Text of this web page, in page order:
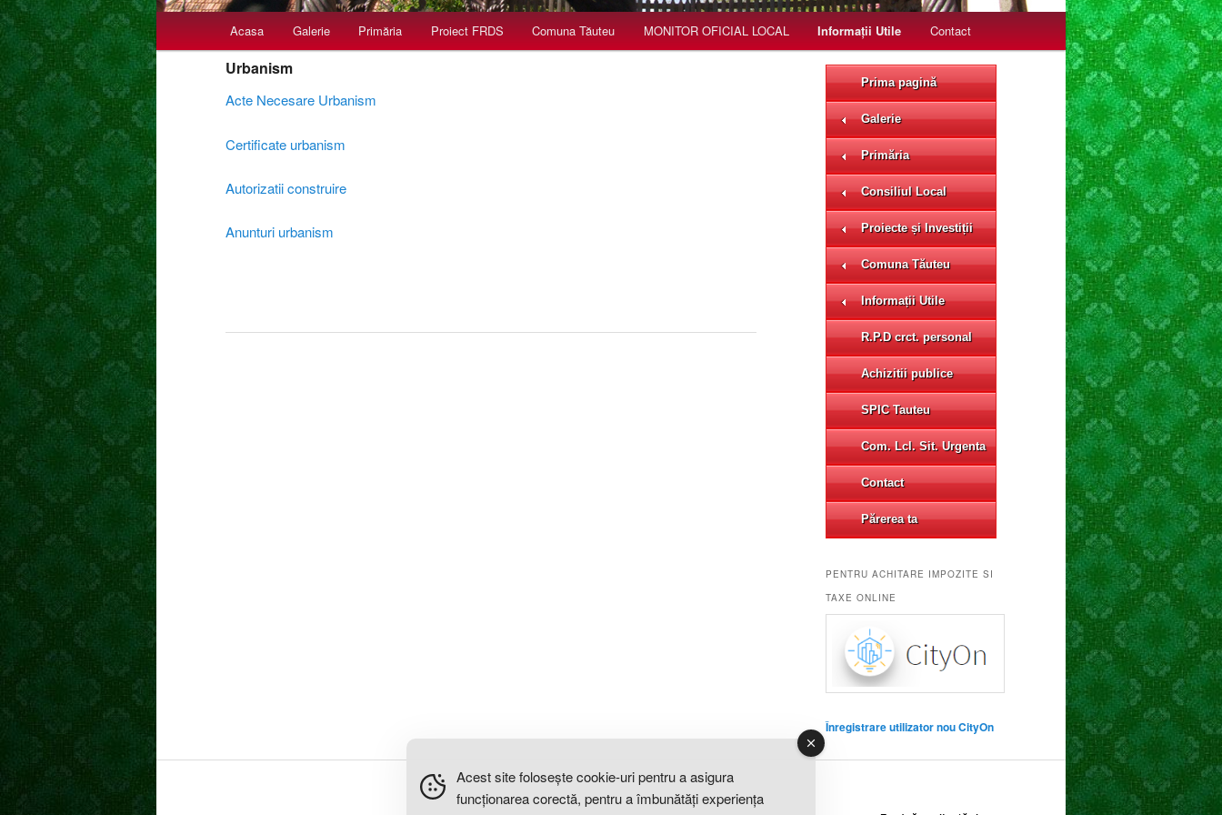
Sari la conținutul principal
Sari la conținutul secundar
Acasa Galerie Primăria Proiect FRDS Comuna Tăuteu MONITOR OFICIAL LOCAL Informații Utile Contact
Urbanism
Acte Necesare Urbanism
Certificate urbanism
Autorizatii construire
Anunturi urbanism
Prima pagină
Galerie
Primăria
Consiliul Local
Proiecte și Investiții
Comuna Tăuteu
Informații Utile
R.P.D crct. personal
Achizitii publice
SPIC Tauteu
Com. Lcl. Sit. Urgenta
Contact
Părerea ta
PENTRU ACHITARE IMPOZITE SI
TAXE ONLINE
Înregistrare utilizator nou CityOn
Acest site folosește cookie-uri pentru a asigura
funcționarea corectă, pentru a îmbunătăți experiența